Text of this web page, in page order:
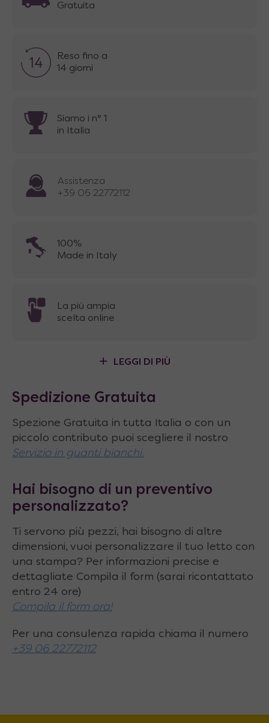
Gratuita
Reso fino a
14 giorni
Siamo i n° 1
in Italia
Assistenza
+39 06 22772112
100%
Made in Italy
La più ampia
scelta online
LEGGI DI PIÙ
Spedizione Gratuita
Spezione Gratuita in tutta Italia o con un
piccolo contributo puoi scegliere il nostro
Servizio in guanti bianchi.
Hai bisogno di un preventivo
personalizzato?
Ti servono più pezzi, hai bisogno di altre
dimensioni, vuoi personalizzare il tuo letto con
una stampa? Per informazioni precise e
dettagliate Compila il form (sarai ricontattato
entro 24 ore)
Compila il form ora!
Per una consulenza rapida chiama il numero
+39 06 22772112